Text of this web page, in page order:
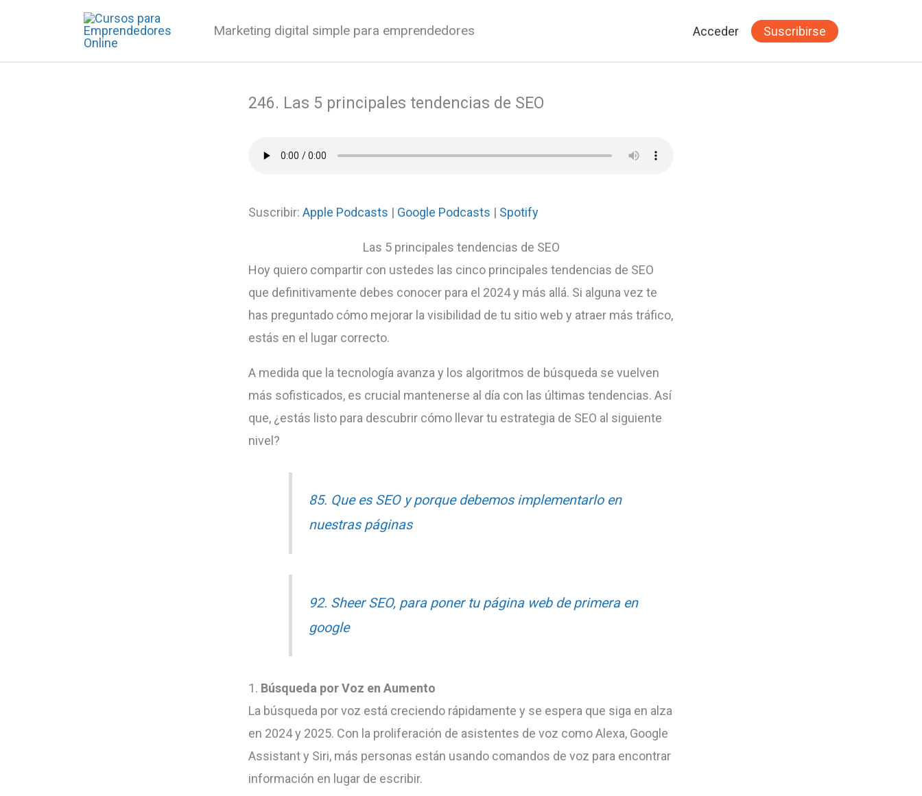
Marketing digital simple para emprendedores Acceder Suscribirse
246. Las 5 principales tendencias de SEO
Suscribir:Apple Podcasts | Google Podcasts | Spotify
Las 5 principales tendencias de SEO
Hoy quiero compartir con ustedes las cinco principales tendencias de SEO
que definitivamente debes conocer para el 2024 y más allá. Si alguna vez te
has preguntado cómo mejorar la visibilidad de tu sitio web y atraer más tráfico,
estás en el lugar correcto.
A medida que la tecnología avanza y los algoritmos de búsqueda se vuelven
más sofisticados, es crucial mantenerse al día con las últimas tendencias. Así
que, ¿estás listo para descubrir cómo llevar tu estrategia de SEO al siguiente
nivel?
85. Que es SEO y porque debemos implementarlo en
nuestras páginas
92. Sheer SEO, para poner tu página web de primera en
google
1. Búsqueda por Voz en Aumento
La búsqueda por voz está creciendo rápidamente y se espera que siga en alza
en 2024 y 2025. Con la proliferación de asistentes de voz como Alexa, Google
Assistant y Siri, más personas están usando comandos de voz para encontrar
información en lugar de escribir.